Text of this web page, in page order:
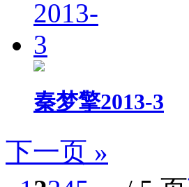
秦梦擎2013-3
下一页 »